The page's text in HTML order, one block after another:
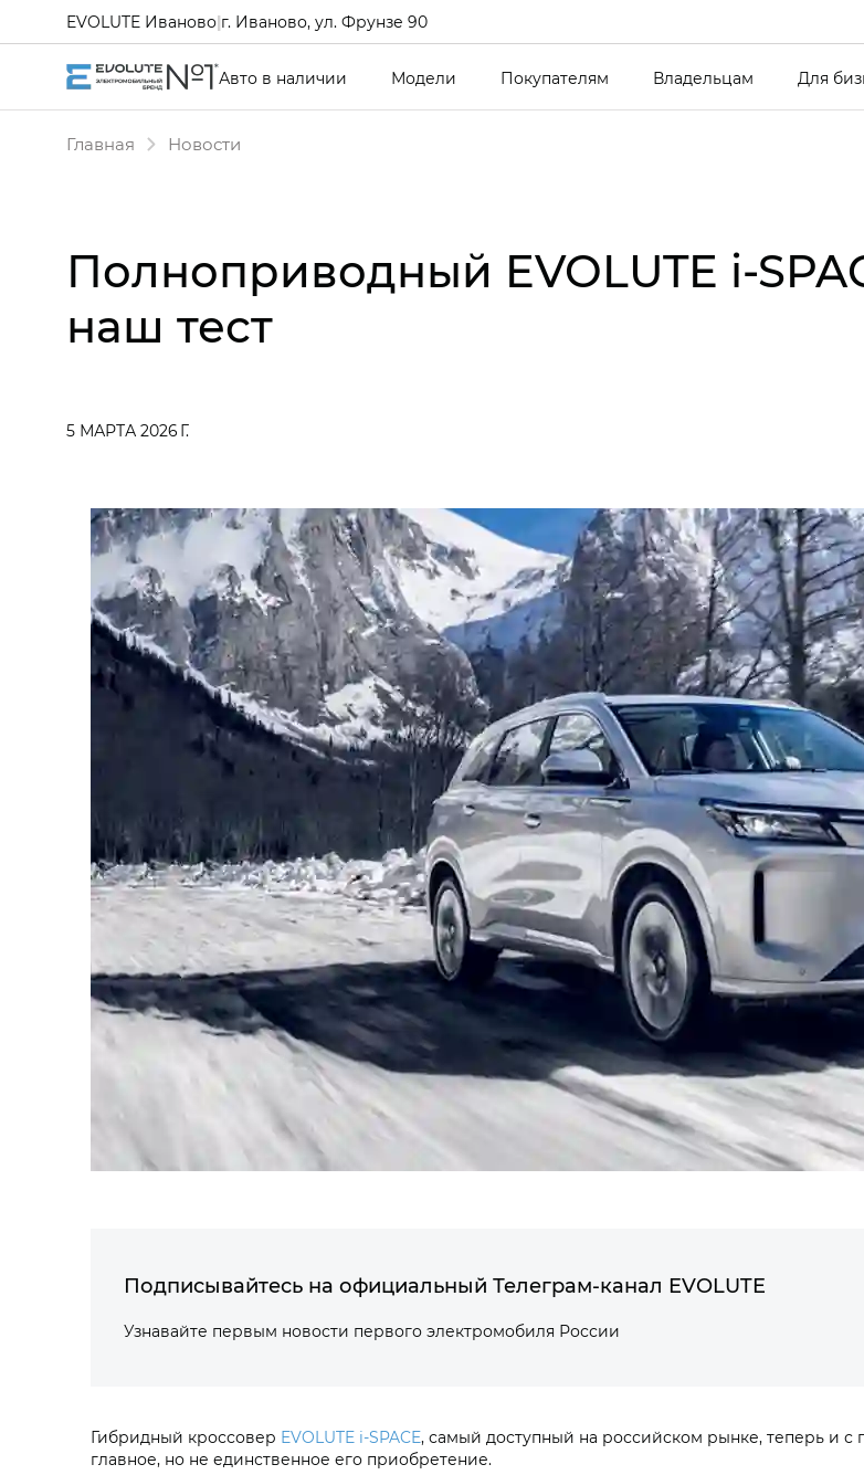
EVOLUTE Иваново|г. Иваново, ул. Фрунзе 90
Авто в наличии Модели Покупателям Владельцам Для
Главная Новости
Полноприводный EVOLUTE
наш тест
5 МАРТА 2026 Г.
Подписывайтесь на официальный Телеграм-канал EVOLUTE
Узнавайте первым новости первого электромобиля России
Гибридный кроссовер EVOLUTE i‑SPACE, самый доступный на российском рынке, теперь и
главное, но не единственное его приобретение.